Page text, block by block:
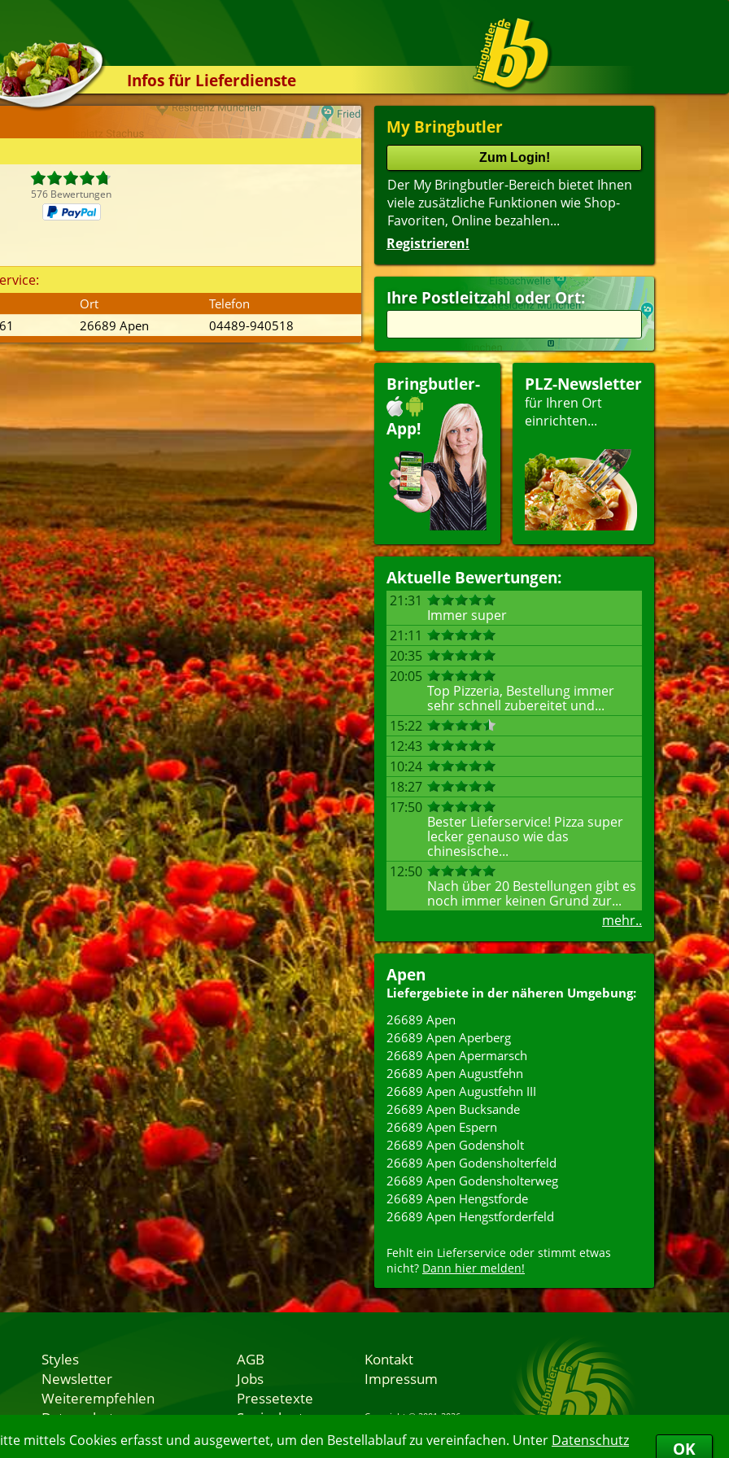
mittels Cookies erfasst und ausgewertet, um den Bestellablauf zu vereinfachen. Unter Datenschutz
OK
Infos für Lieferdienste
Kassensystem
Zuverlässigkeit
Kontakt
My Bringbutler
Der My Bringbutler-Bereich bietet Ihnen
viele zusätzliche Funktionen wie Shop-
Favoriten, Online bezahlen...
Registrieren!
Ihre Postleitzahl oder Ort:
Bringbutler-
App!
PLZ-Newsletter
für Ihren Ort
einrichten...
Aktuelle Bewertungen:
21:31
Immer super
21:11
20:35
20:05
Top Pizzeria, Bestellung immer
sehr schnell zubereitet und...
15:22
12:43
10:24
18:27
17:50
Bester Lieferservice! Pizza super
lecker genauso wie das
chinesische...
12:50
Nach über 20 Bestellungen gibt es
noch immer keinen Grund zur...
mehr..
Apen
Liefergebiete in der näheren Umgebung:
26689 Apen
26689 Apen Aperberg
26689 Apen Apermarsch
26689 Apen Augustfehn
26689 Apen Augustfehn III
26689 Apen Bucksande
26689 Apen Espern
26689 Apen Godensholt
26689 Apen Godensholterfeld
26689 Apen Godensholterweg
26689 Apen Hengstforde
26689 Apen Hengstforderfeld
Fehlt ein Lieferservice oder stimmt etwas
nicht? Dann hier melden!
576 Bewertungen
Ort
Telefon
26689 Apen 04489-940518
Styles
Newsletter
Weiterempfehlen
Datenschutz
Nutzungsbedingungen
AGB
Jobs
Pressetexte
Speisekarten
Lieferservice
Kontakt
Impressum
Copyright © 2001-2026
07.08.2026 10:11:34